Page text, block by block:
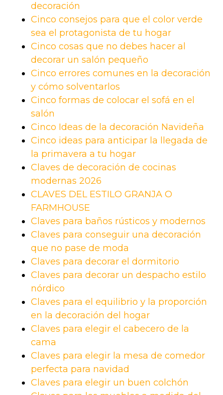
decoración
Cinco consejos para que el color verde
sea el protagonista de tu hogar
Cinco cosas que no debes hacer al
decorar un salón pequeño
Cinco errores comunes en la decoración
y cómo solventarlos
Cinco formas de colocar el sofá en el
salón
Cinco Ideas de la decoración Navideña
Cinco ideas para anticipar la llegada de
la primavera a tu hogar
Claves de decoración de cocinas
modernas 2026
CLAVES DEL ESTILO GRANJA O
FARMHOUSE
Claves para baños rústicos y modernos
Claves para conseguir una decoración
que no pase de moda
Claves para decorar el dormitorio
Claves para decorar un despacho estilo
nórdico
Claves para el equilibrio y la proporción
en la decoración del hogar
Claves para elegir el cabecero de la
cama
Claves para elegir la mesa de comedor
perfecta para navidad
Claves para elegir un buen colchón